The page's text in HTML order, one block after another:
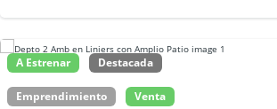
A Estrenar Destacada
Emprendimiento Venta